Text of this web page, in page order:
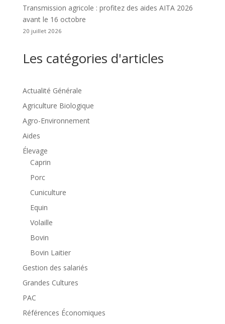
Transmission agricole : profitez des aides AITA 2026
avant le 16 octobre
20 juillet 2026
Les catégories d'articles
Actualité Générale
Agriculture Biologique
Agro-Environnement
Aides
Élevage
Caprin
Porc
Cuniculture
Equin
Volaille
Bovin
Bovin Laitier
Gestion des salariés
Grandes Cultures
PAC
Références Économiques